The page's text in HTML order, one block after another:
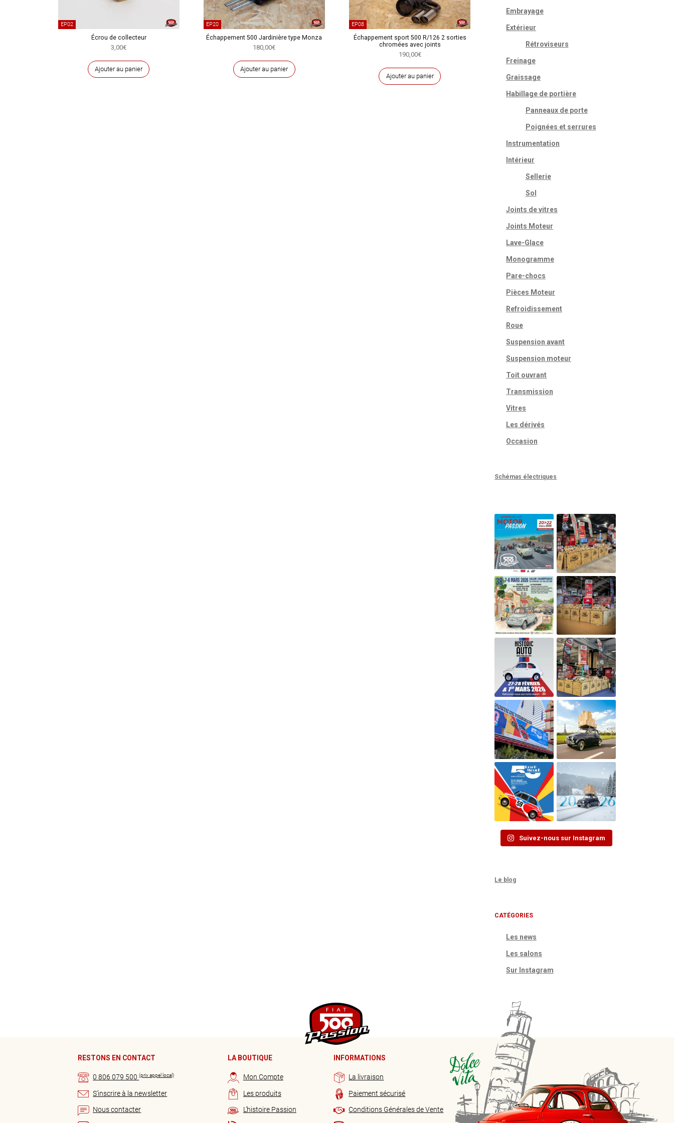
EP02
Écrou de collecteur
3,00€
Ajouter au panier
EP20
Échappement 500 Jardinière type Monza
180,00€
Ajouter au panier
EP08
Échappement sport 500 R/126 2 sorties
chromées avec joints
190,00€
Ajouter au panier
Embrayage
Extérieur
Rétroviseurs
Freinage
Graissage
Habillage de portière
Panneaux de porte
Poignées et serrures
Instrumentation
Intérieur
Sellerie
Sol
Joints de vitres
Joints Moteur
Lave-Glace
Monogramme
Pare-chocs
Pièces Moteur
Refroidissement
Roue
Suspension avant
Suspension moteur
Toit ouvrant
Transmission
Vitres
Les dérivés
Occasion
Schémas électriques
Suivez-nous sur Instagram
Le blog
CATÉGORIES
Les news
Les salons
Sur Instagram
RESTONS EN CONTACT
0 806 079 500(prix appel local)
S’inscrire à la newsletter
Nous contacter
LA BOUTIQUE
Mon Compte
Les produits
L’histoire Passion
INFORMATIONS
La livraison
Paiement sécurisé
Conditions Générales de Vente